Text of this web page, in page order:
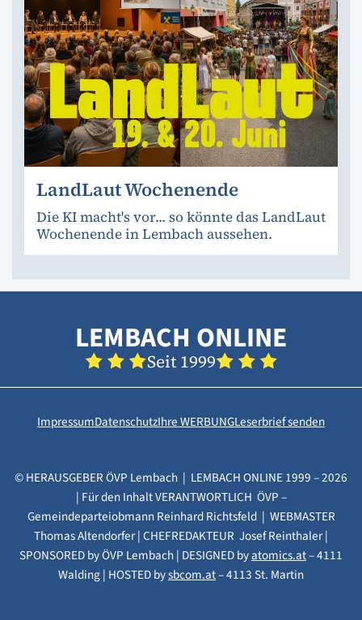
LandLaut Wochenende
Die KI macht's vor... so könnte das LandLaut
Wochenende in Lembach aussehen.
LEMBACH ONLINE
Seit 1999
ImpressumDatenschutzIhre WERBUNGLeserbrief senden
© HERAUSGEBER ÖVP Lembach | LEMBACH ONLINE 1999 – 2026
| Für den Inhalt VERANTWORTLICH ÖVP –
Gemeindeparteiobmann Reinhard Richtsfeld | WEBMASTER
Thomas Altendorfer | CHEFREDAKTEUR Josef Reinthaler |
SPONSORED by ÖVP Lembach | DESIGNED byatomics.at– 4111
Walding | HOSTED bysbcom.at– 4113 St. Martin